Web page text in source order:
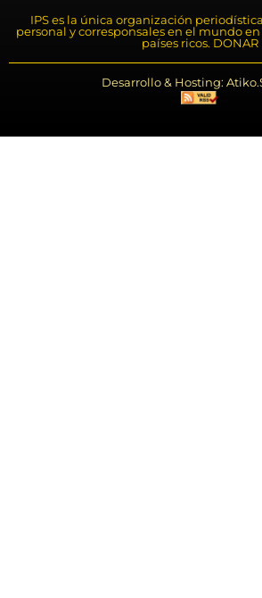
IPS es la única organización
personal y corresponsales en el mundo
países ricos. DONAR
Desarrollo & Hosting: